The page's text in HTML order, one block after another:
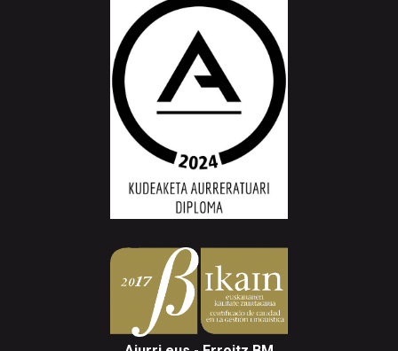
Aiurri.eus - Erroitz BM